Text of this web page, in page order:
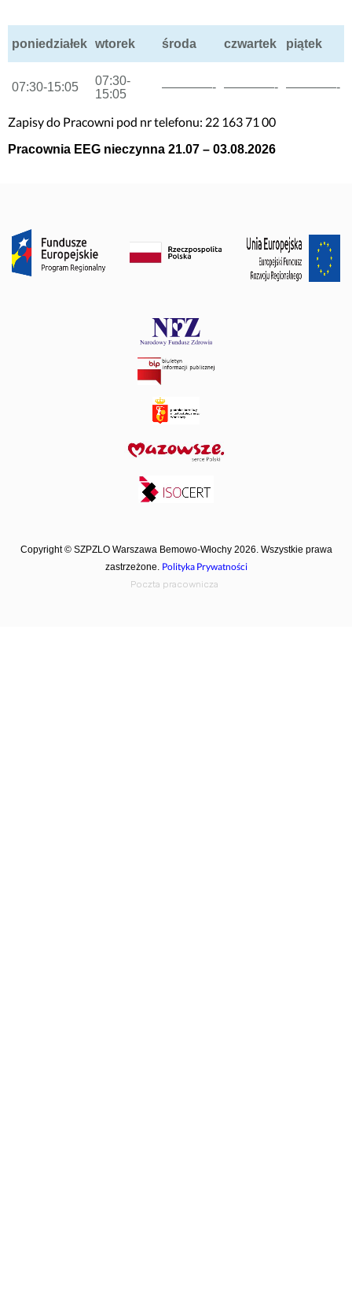
poniedziałek wtorek środa czwartek piątek
07:30-15:05
07:30-
15:05
————- ————- ————-
Zapisy do Pracowni pod nr telefonu: 22 163 71 00
Pracownia EEG nieczynna 21.07 – 03.08.2026
Copyright © SZPZLO Warszawa Bemowo-Włochy 2026. Wszystkie prawa
zastrzeżone. Polityka Prywatności
Poczta pracownicza